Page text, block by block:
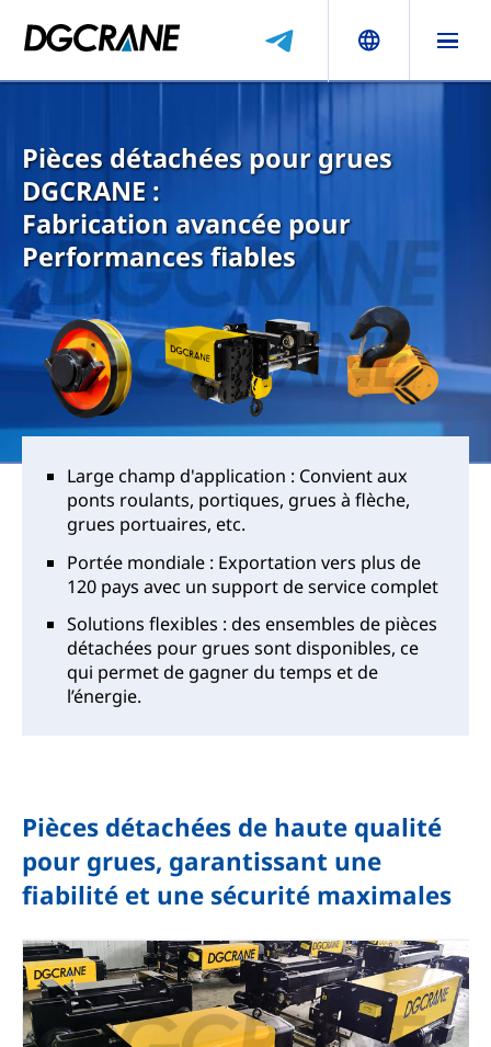
Pièces détachées pour grues
DGCRANE :
Fabrication avancée pour
Performances fiables
Large champ d'application : Convient aux
ponts roulants, portiques, grues à flèche,
grues portuaires, etc.
Portée mondiale : Exportation vers plus de
120 pays avec un support de service complet
Solutions flexibles : des ensembles de pièces
détachées pour grues sont disponibles, ce
qui permet de gagner du temps et de
l’énergie.
Pièces détachées de haute qualité
pour grues, garantissant une
fiabilité et une sécurité maximales